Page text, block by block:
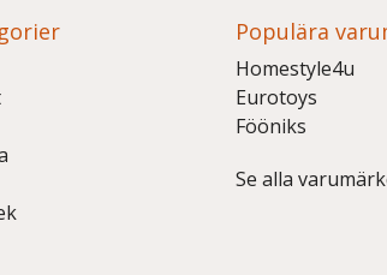
Populära
Homestyle4u
Eurotoys
Fööniks
Se alla